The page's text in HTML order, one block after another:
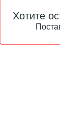
Хотите